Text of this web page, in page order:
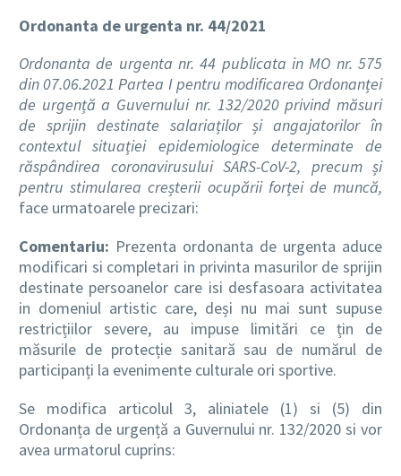
Ordonanta de urgenta nr. 44/2021
Ordonanta de urgenta nr. 44 publicata in MO nr. 575
din 07.06.2021 Partea I pentru modificarea Ordonanței
de urgență a Guvernului nr. 132/2020 privind măsuri
de sprijin destinate salariaților și angajatorilor în
contextul situației epidemiologice determinate de
răspândirea coronavirusului SARS-CoV-2, precum și
pentru stimularea creșterii ocupării forței de muncă,
face urmatoarele precizari:
Comentariu: Prezenta ordonanta de urgenta aduce
modificari si completari in privinta masurilor de sprijin
destinate persoanelor care isi desfasoara activitatea
in domeniul artistic care, deși nu mai sunt supuse
restricțiilor severe, au impuse limitări ce țin de
măsurile de protecție sanitară sau de numărul de
participanți la evenimente culturale ori sportive.
Se modifica articolul 3, aliniatele (1) si (5) din
Ordonanța de urgență a Guvernului nr. 132/2020 si vor
avea urmatorul cuprins: